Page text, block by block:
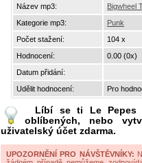
Název mp3:
Bigwheel
Kategorie mp3:
Punk
Počet stažení:
104 x
Hodnocení:
0.00 (0x)
Datum přidání:
Udělit hodnocení:
Pro
Líbí se ti
Le Pepes
oblíbených, nebo
uživatelský účet zdarma.
UPOZORNĚNÍ PRO NÁVŠTĚVNÍKY: